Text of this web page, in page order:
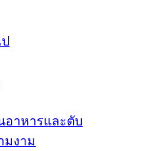
อาหารและตับ
มงาม